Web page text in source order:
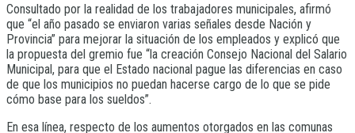
Consultado por la realidad de los trabajadores municipales, afirmó
que “el año pasado se enviaron varias señales desde Nación y
Provincia” para mejorar la situación de los empleados y explicó que
la propuesta del gremio fue “la creación Consejo Nacional del Salario
Municipal, para que el Estado nacional pague las diferencias en caso
de que los municipios no puedan hacerse cargo de lo que se pide
cómo base para los sueldos”.
En esa línea, respecto de los aumentos otorgados en las comunas